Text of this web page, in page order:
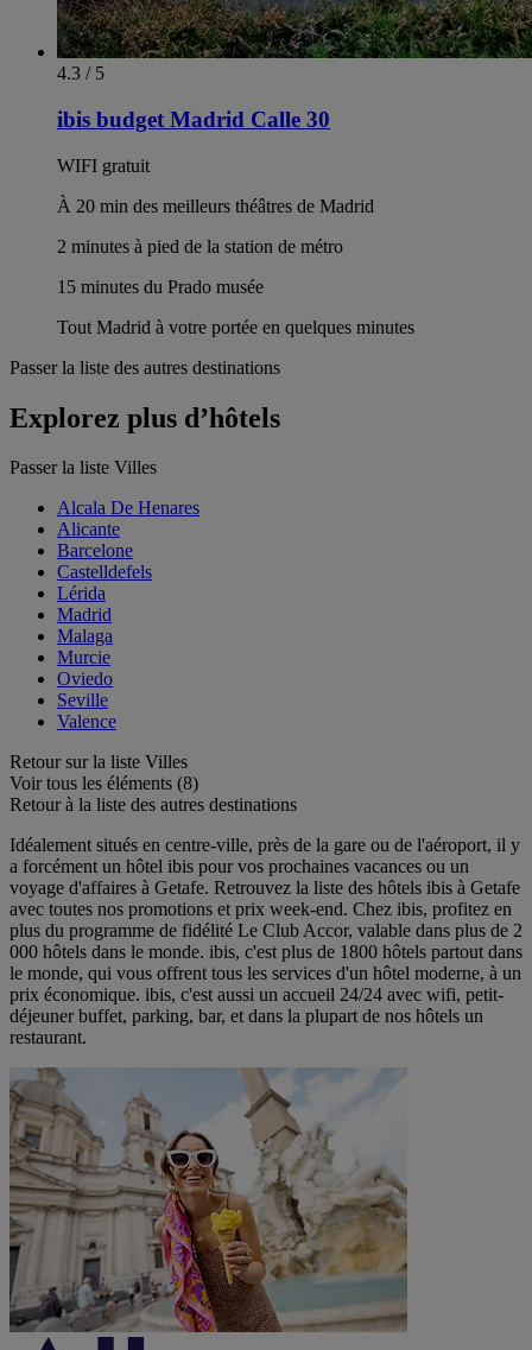
4.3 / 5
ibis budget Madrid Calle 30
WIFI gratuit
À 20 min des meilleurs théâtres de Madrid
2 minutes à pied de la station de métro
15 minutes du Prado musée
Tout Madrid à votre portée en quelques minutes
Passer la liste des autres destinations
Explorez plus d’hôtels
Passer la liste Villes
Alcala De Henares
Alicante
Barcelone
Castelldefels
Lérida
Madrid
Malaga
Murcie
Oviedo
Seville
Valence
Retour sur la liste Villes
Voir tous les éléments (8)
Retour à la liste des autres destinations
Idéalement situés en centre-ville, près de la gare ou de l'aéroport, il y
a forcément un hôtel ibis pour vos prochaines vacances ou un
voyage d'affaires à Getafe. Retrouvez la liste des hôtels ibis à Getafe
avec toutes nos promotions et prix week-end. Chez ibis, profitez en
plus du programme de fidélité Le Club Accor, valable dans plus de 2
000 hôtels dans le monde. ibis, c'est plus de 1800 hôtels partout dans
le monde, qui vous offrent tous les services d'un hôtel moderne, à un
prix économique. ibis, c'est aussi un accueil 24/24 avec wifi, petit-
déjeuner buffet, parking, bar, et dans la plupart de nos hôtels un
restaurant.